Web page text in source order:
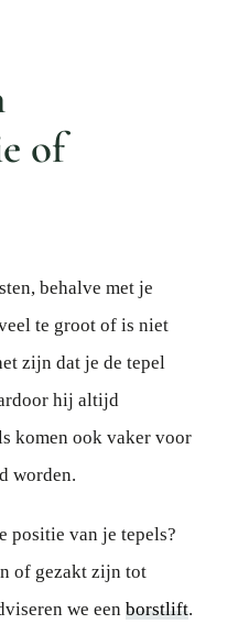
of
behalve met je
te groot of is niet
zijn dat je de tepel
hij altijd
komen ook vaker voor
worden.
positie van je tepels?
of gezakt zijn tot
we een borstlift.